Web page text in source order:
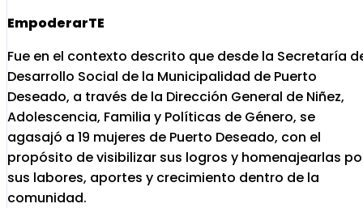
EmpoderarTE
Fue en el contexto descrito que desde la Secretaría
Desarrollo Social de la Municipalidad de Puerto
Deseado, a través de la Dirección General de Niñez,
Adolescencia, Familia y Políticas de Género, se
agasajó a 19 mujeres de Puerto Deseado, con el
propósito de visibilizar sus logros y homenajearlas
sus labores, aportes y crecimiento dentro de la
comunidad.